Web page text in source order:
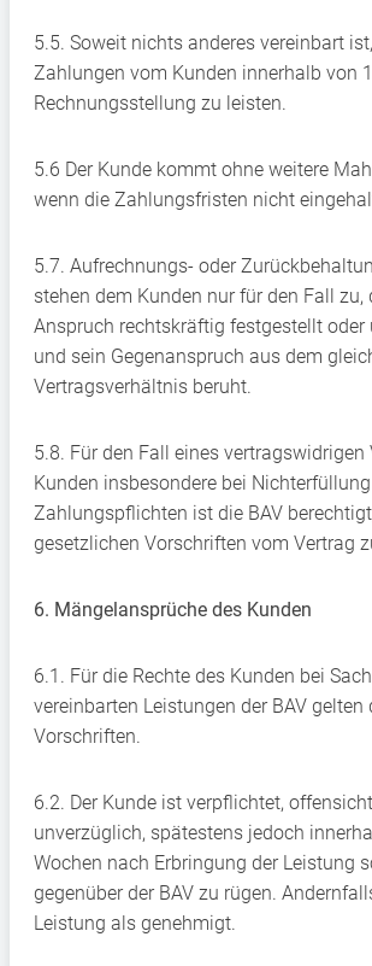
5.5. Soweit nichts anderes vereinbart
Zahlungen vom Kunden innerhalb von
Rechnungsstellung zu leisten.
5.6 Der Kunde kommt ohne weitere
wenn die Zahlungsfristen nicht
5.7. Aufrechnungs- oder
stehen dem Kunden nur für den Fall zu,
Anspruch rechtskräftig festgestellt
und sein Gegenanspruch aus dem
Vertragsverhältnis beruht.
5.8. Für den Fall eines vertragswidrigen
Kunden insbesondere bei
Zahlungspflichten ist die BAV
gesetzlichen Vorschriften vom Vertrag
6. Mängelansprüche des Kunden
6.1. Für die Rechte des Kunden bei
vereinbarten Leistungen der BAV gelten
Vorschriften.
6.2. Der Kunde ist verpflichtet,
unverzüglich, spätestens jedoch
Wochen nach Erbringung der Leistung
gegenüber der BAV zu rügen.
Leistung als genehmigt.